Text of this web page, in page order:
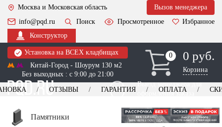
Москва и Московская область
Вызов менеджера
info@pqd.ru
Поиск Просмотренное
Избранное
Конструктор
Установка на ВСЕХ кладбищах
Китай-Город - Шоурум 130 м2
Без выходных : с 9:00 до 21:00
0
0 0 руб.
Корзина
Выезд менеджера для
оформления заказа
+7 (495) 518-44-23
ОТЗЫВЫ ГАРАНТИЯ ОПЛАТА
Памятники